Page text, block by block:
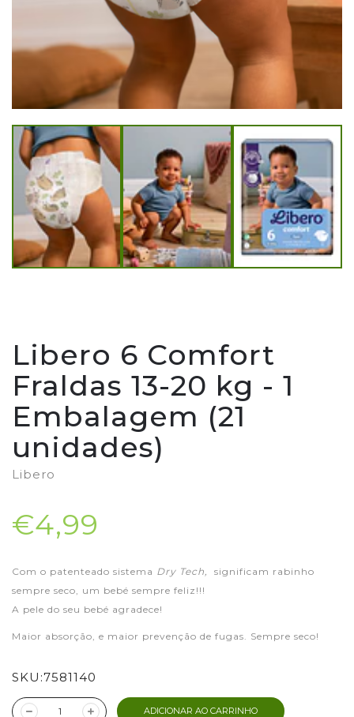
Libero 6 Comfort
Fraldas 13-20 kg - 1
Embalagem (21
unidades)
Libero
€4,99
Com o patenteado sistema Dry Tech,
significam rabinho
sempre seco, um bebé sempre feliz!!!
A pele do seu bebé agradece!
Maior absorção, e maior prevenção de fugas. Sempre seco!
SKU:7581140
ADICIONAR AO CARRINHO